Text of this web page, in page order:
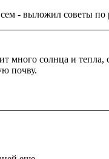
- выложил советы по
много солнца и
почву.